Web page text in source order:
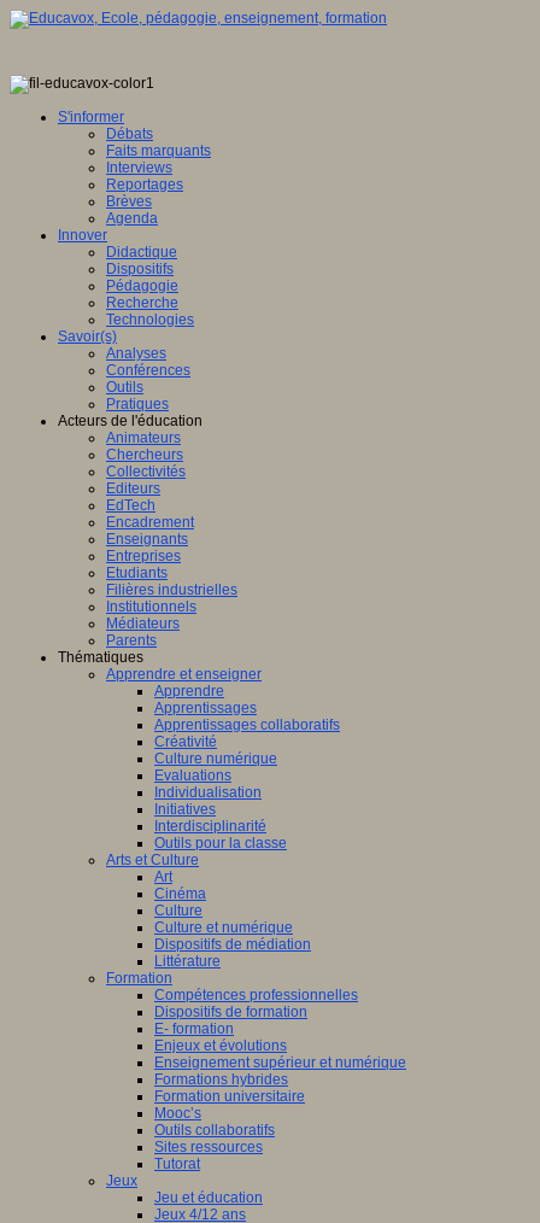
S'informer
Débats
Faits marquants
Interviews
Reportages
Brèves
Agenda
Innover
Didactique
Dispositifs
Pédagogie
Recherche
Technologies
Savoir(s)
Analyses
Conférences
Outils
Pratiques
Acteurs de l'éducation
Animateurs
Chercheurs
Collectivités
Editeurs
EdTech
Encadrement
Enseignants
Entreprises
Etudiants
Filières industrielles
Institutionnels
Médiateurs
Parents
Thématiques
Apprendre et enseigner
Apprendre
Apprentissages
Apprentissages collaboratifs
Créativité
Culture numérique
Evaluations
Individualisation
Initiatives
Interdisciplinarité
Outils pour la classe
Arts et Culture
Art
Cinéma
Culture
Culture et numérique
Dispositifs de médiation
Littérature
Formation
Compétences professionnelles
Dispositifs de formation
E- formation
Enjeux et évolutions
Enseignement supérieur et numérique
Formations hybrides
Formation universitaire
Mooc’s
Outils collaboratifs
Sites ressources
Tutorat
Jeux
Jeu et éducation
Jeux 4/12 ans